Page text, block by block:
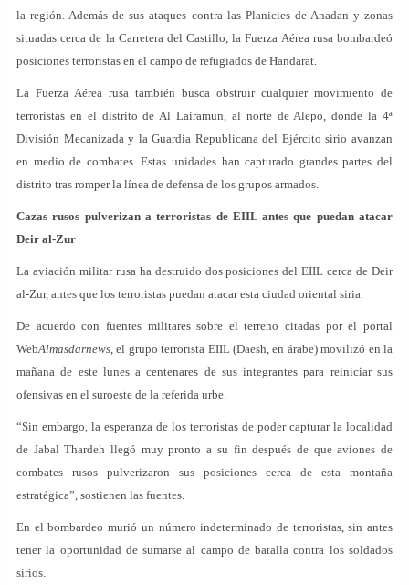
la región. Además de sus ataques contra las Planicies de Anadan y zonas
situadas cerca de la Carretera del Castillo, la Fuerza Aérea rusa bombardeó
posiciones terroristas en el campo de refugiados de Handarat.
La Fuerza Aérea rusa también busca obstruir cualquier movimiento de
terroristas en el distrito de Al Lairamun, al norte de Alepo, donde la 4ª
División Mecanizada y la Guardia Republicana del Ejército sirio avanzan
en medio de combates. Estas unidades han capturado grandes partes del
distrito tras romper la línea de defensa de los grupos armados.
Cazas rusos pulverizan a terroristas de EIIL antes que puedan atacar
Deir al-Zur
La aviación militar rusa ha destruido dos posiciones del EIIL cerca de Deir
al-Zur, antes que los terroristas puedan atacar esta ciudad oriental siria.
De acuerdo con fuentes militares sobre el terreno citadas por el portal
WebAlmasdarnews, el grupo terrorista EIIL (Daesh, en árabe) movilizó en la
mañana de este lunes a centenares de sus integrantes para reiniciar sus
ofensivas en el suroeste de la referida urbe.
“Sin embargo, la esperanza de los terroristas de poder capturar la localidad
de Jabal Thardeh llegó muy pronto a su fin después de que aviones de
combates rusos pulverizaron sus posiciones cerca de esta montaña
estratégica”, sostienen las fuentes.
En el bombardeo murió un número indeterminado de terroristas, sin antes
tener la oportunidad de sumarse al campo de batalla contra los soldados
sirios.